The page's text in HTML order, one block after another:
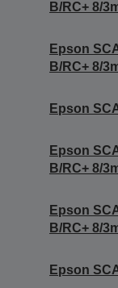
B/RC+ 8/
Epson
B/RC+ 8/
Epson
Epson
B/RC+ 8/
Epson
B/RC+ 8/
Epson